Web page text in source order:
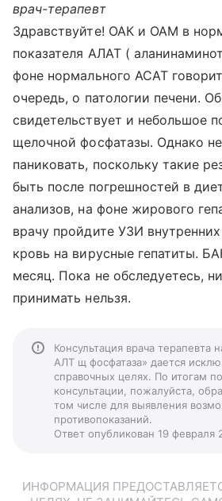
врач-терапевт
Здравствуйте! ОАК и ОАМ в
показателя АЛАТ (
фоне нормального АСАТ
очередь, о патологии печени.
свидетельствует и небольшое
щелочной фосфатазы. Однако
паниковать, поскольку такие
быть после погрешностей в
анализов, на фоне жирового
врачу пройдите УЗИ
кровь на вирусные гепатиты.
месяц. Пока не обследуетесь,
принимать нельзя.
Консультация врача
АЛТ щ фосфатаза» дается
справочных целях. По итогам
консультации, пожалуйста,
том числе для выявления
противопоказаний.
Ответ опубликован 19 февраля
ИНФОРМАЦИЯ